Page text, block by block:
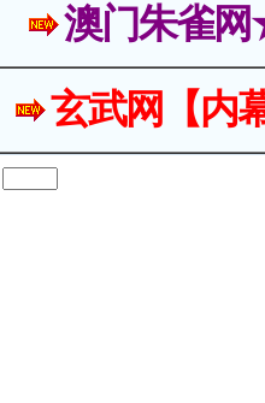
澳门朱雀
玄武网【内